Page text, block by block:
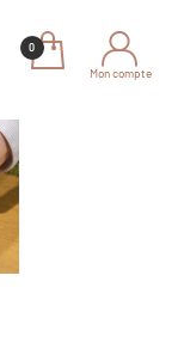
Mon compte